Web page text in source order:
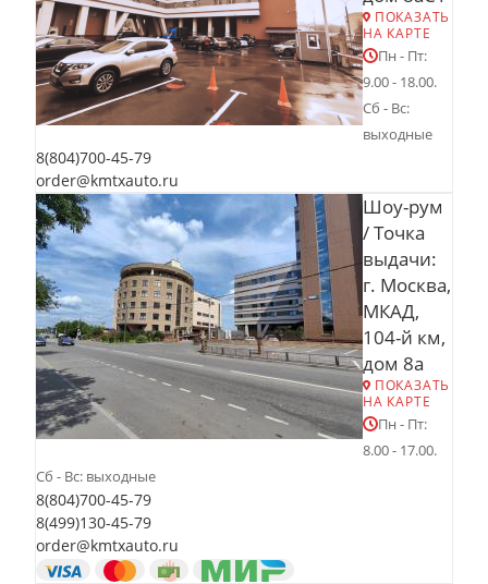
ПОКАЗАТЬ
НА КАРТЕ
Пн - Пт:
9.00 - 18.00.
Сб - Вс:
выходные
8(804)700-45-79
order@kmtxauto.ru
Шоу-рум
/ Точка
выдачи:
г. Москва,
МКАД,
104-й км,
дом 8а
ПОКАЗАТЬ
НА КАРТЕ
Пн - Пт:
8.00 - 17.00.
Сб - Вс: выходные
8(804)700-45-79
8(499)130-45-79
order@kmtxauto.ru